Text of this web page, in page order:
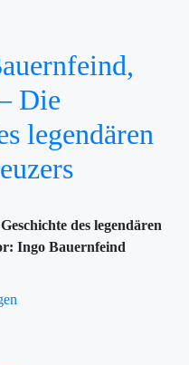
Die
legendären
des legendären
Ingo Bauernfeind